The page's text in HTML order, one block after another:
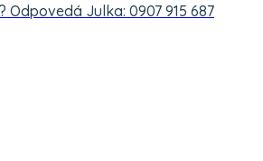
Julka: 0907 915 687